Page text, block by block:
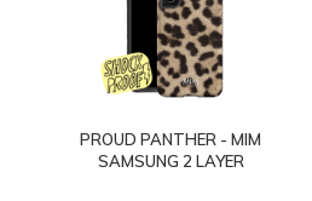
PROUD PANTHER - MIM
SAMSUNG 2 LAYER